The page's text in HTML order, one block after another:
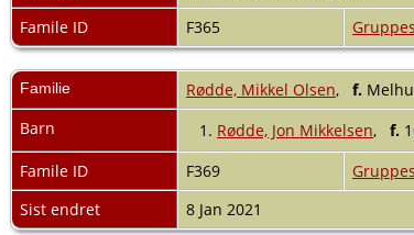
Famile ID
F365
Familie Rødde, Mikkel Olsen, f.
Barn
1. Rødde, Jon Mikkelsen, f.
Famile ID
F369
Sist endret
8 Jan 2021